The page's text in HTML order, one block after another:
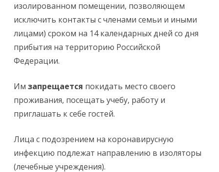
изолированном помещении, позволяющем
исключить контакты с членами семьи и иными
лицами) сроком на 14 календарных дней со дня
прибытия на территорию Российской
Федерации.
Им запрещается покидать место своего
проживания, посещать учебу, работу и
приглашать к себе гостей.
Лица с подозрением на коронавирусную
инфекцию подлежат направлению в изоляторы
(лечебные учреждения).